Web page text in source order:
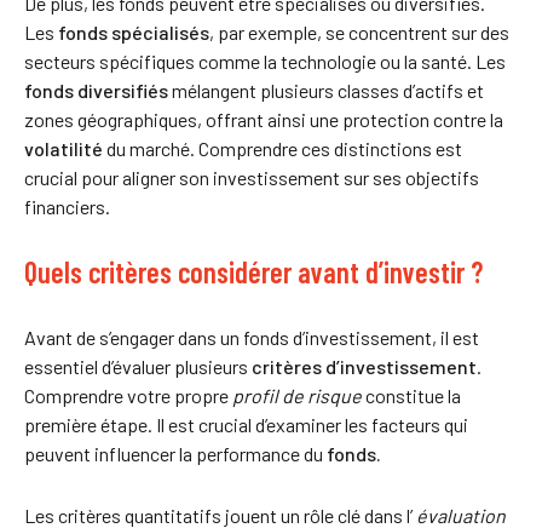
Les fonds spécialisés, par exemple, se concentrent sur des
secteurs spécifiques comme la technologie ou la santé. Les
fonds diversifiésmélangent plusieurs classes d’actifs et
zones géographiques, offrant ainsi une protection contre la
volatilité du marché. Comprendre ces distinctions est
crucial pour aligner son investissement sur ses objectifs
financiers.
Quels critères considérer avant d’investir ?
Avant de s’engager dans un fonds d’investissement, il est
essentiel d’évaluer plusieurs critères d’investissement.
Comprendre votre propre profil de risqueconstitue la
première étape. Il est crucial d’examiner les facteurs qui
peuvent influencer la performance du fonds.
Les critères quantitatifs jouent un rôle clé dans l’ évaluation